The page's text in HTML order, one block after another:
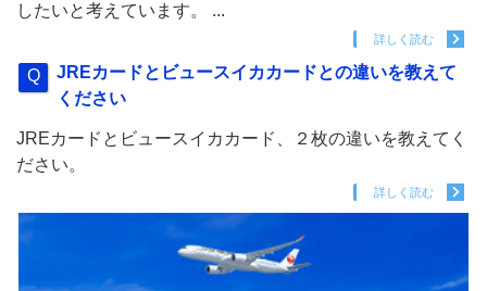
したいと考えています。 ...
詳しく読む
JREカードとビュースイカカードとの違いを教えて
ください
JREカードとビュースイカカード、２枚の違いを教えてく
ださい。
詳しく読む